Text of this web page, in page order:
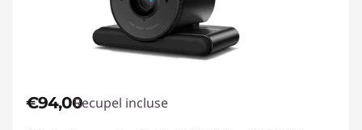
€94,00Recupel incluse